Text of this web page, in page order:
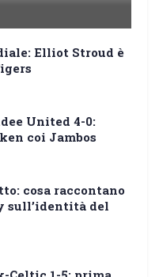
Elliot Stroud è
United 4-0:
coi Jambos
cosa raccontano
sull’identità del